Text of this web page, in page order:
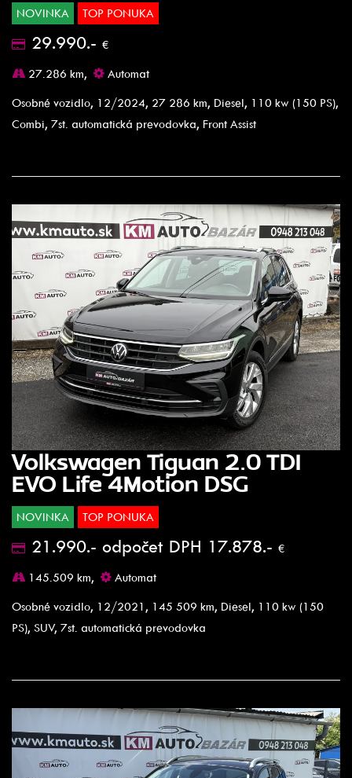
NOVINKA TOP PONUKA
29.990.- €
27.286 km,
Automat
Osobné vozidlo, 12/2024, 27 286 km, Diesel, 110 kw (150 PS),
Combi, 7st. automatická prevodovka, Front Assist
Volkswagen Tiguan 2.0 TDI
EVO Life 4Motion DSG
NOVINKA TOP PONUKA
21.990.- odpočet DPH 17.878.- €
145.509 km,
Automat
Osobné vozidlo, 12/2021, 145 509 km, Diesel, 110 kw (150
PS), SUV, 7st. automatická prevodovka